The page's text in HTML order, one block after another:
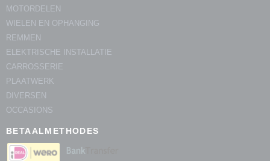
MOTORDELEN
WIELEN EN OPHANGING
REMMEN
ELEKTRISCHE INSTALLATIE
CARROSSERIE
PLAATWERK
DIVERSEN
OCCASIONS
BETAALMETHODES